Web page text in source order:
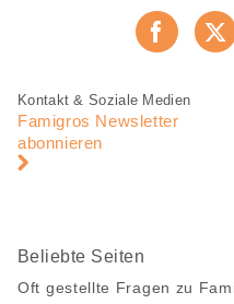
Fusszeile
Fusszeile
Navigation
Kontakt & Soziale Medien
Famigros Newsletter
abonnieren
Beliebte Seiten
Oft gestellte Fragen zu